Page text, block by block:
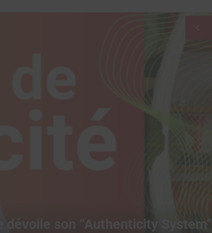
dévoile son “Authenticity System”